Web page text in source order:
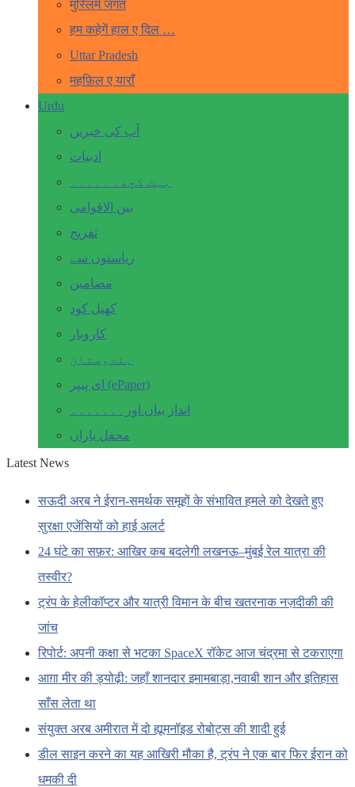
मुस्लिम जगत
हम कहेगें हाल ए दिल …
Uttar Pradesh
महफ़िल ए याराँ
Urdu
آپ کی خبریں
ادبیات
بہت کچھ۔ ۔۔۔۔۔
بین الاقوامی
تفریح
ریاستوں سے
مضامین
کھیل کود
کاروبار
ہندوستان
ای پیپر (ePaper)
انداز بیاں اور۔۔۔۔۔۔۔
محفل یاراں
Latest News
सऊदी अरब ने ईरान-समर्थक समूहों के संभावित हमले को देखते हुए
सुरक्षा एजेंसियों को हाई अलर्ट
24 घंटे का सफ़र: आखिर कब बदलेगी लखनऊ–मुंबई रेल यात्रा की
तस्वीर?
ट्रंप के हेलीकॉप्टर और यात्री विमान के बीच खतरनाक नज़दीकी की
जांच
रिपोर्ट: अपनी कक्षा से भटका SpaceX रॉकेट आज चंद्रमा से टकराएगा
आग़ा मीर की ड्योढ़ी: जहाँ शानदार इमामबाड़ा,नवाबी शान और इतिहास
साँस लेता था
संयुक्त अरब अमीरात में दो ह्यूमनॉइड रोबोट्स की शादी हुई
डील साइन करने का यह आखिरी मौका है, ट्रंप ने एक बार फिर ईरान को
धमकी दी